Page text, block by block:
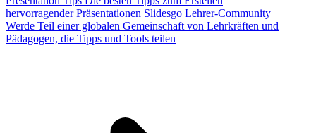
hervorragender Präsentationen Slidesgo Lehrer-Community
Werde Teil einer globalen Gemeinschaft von Lehrkräften und
Pädagogen, die Tipps und Tools teilen